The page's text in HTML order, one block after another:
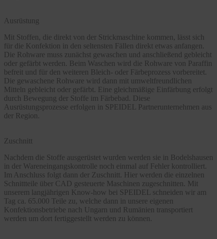
Ausrüstung
Mit Stoffen, die direkt von der Strickmaschine kommen, lässt sich
für die Konfektion in den seltensten Fällen direkt etwas anfangen.
Die Rohware muss zunächst gewaschen und anschließend gebleicht
oder gefärbt werden. Beim Waschen wird die Rohware von Paraffin
befreit und für den weiteren Bleich- oder Färbeprozess vorbereitet.
Die gewaschene Rohware wird dann mit umweltfreundlichen
Mitteln gebleicht oder gefärbt. Eine gleichmäßige Einfärbung erfolgt
durch Bewegung der Stoffe im Färbebad. Diese
Ausrüstungsprozesse erfolgen in SPEIDEL Partnerunternehmen aus
der Region.
Zuschnitt
Nachdem die Stoffe ausgerüstet wurden werden sie in Bodelshausen
in der Wareneingangskontrolle noch einmal auf Fehler kontrolliert.
Im Anschluss folgt dann der Zuschnitt. Hier werden die einzelnen
Schnittteile über CAD gesteuerte Maschinen zugeschnitten. Mit
unserem langjährigen Know-how bei SPEIDEL schneiden wir am
Tag ca. 65.000 Teile zu, welche dann in unsere eigenen
Konfektionsbetriebe nach Ungarn und Rumänien transportiert
werden um dort fertiggestellt werden zu können.